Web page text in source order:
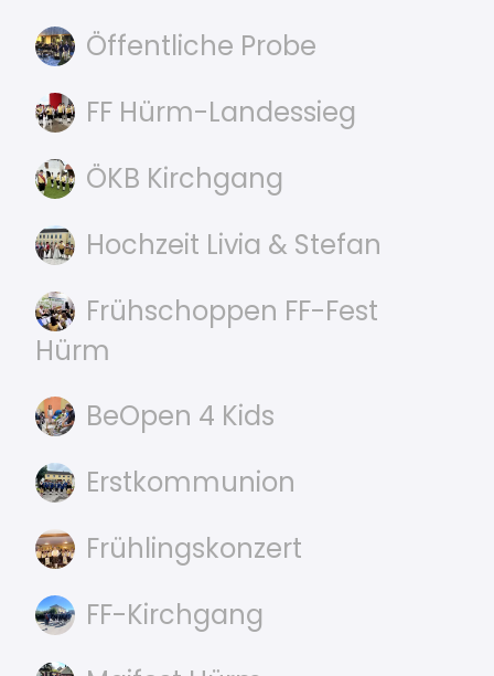
Öffentliche Probe
FF Hürm-Landessieg
ÖKB Kirchgang
Hochzeit Livia & Stefan
Frühschoppen FF-Fest
Hürm
BeOpen 4 Kids
Erstkommunion
Frühlingskonzert
FF-Kirchgang